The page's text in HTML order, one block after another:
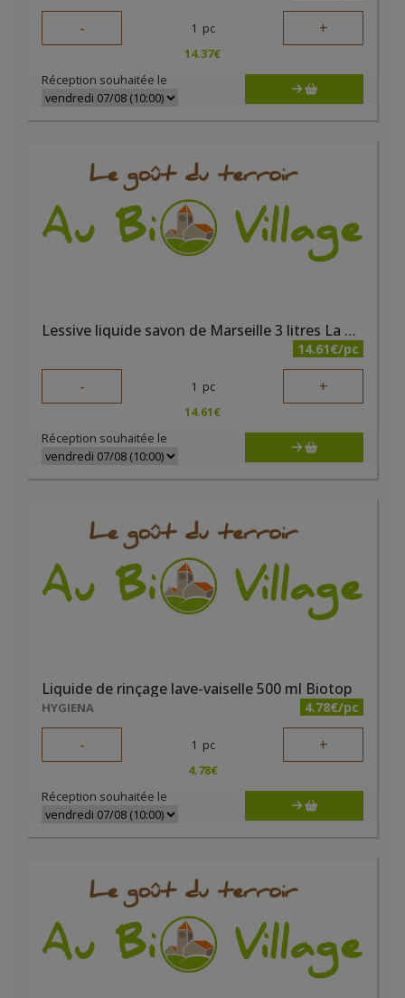
- 1 pc +
14.37€
Réception souhaitée le
Lessive liquide savon de Marseille 3 litres La Fourmi Verte
14.61€/pc
- 1 pc +
14.61€
Réception souhaitée le
Liquide de rinçage lave-vaiselle 500 ml Biotop
HYGIENA 4.78€/pc
- 1 pc +
4.78€
Réception souhaitée le